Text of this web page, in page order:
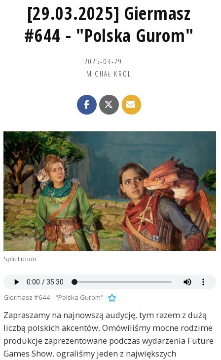
[29.03.2025] Giermasz
#644 - "Polska Gurom"
2025-03-29
MICHAŁ KRÓL
Split Fiction
Giermasz #644 - "Polska Gurom"
Zapraszamy na najnowszą audycję, tym razem z dużą
liczbą polskich akcentów. Omówiliśmy mocne rodzime
produkcje zaprezentowane podczas wydarzenia Future
Games Show, ograliśmy jeden z największych